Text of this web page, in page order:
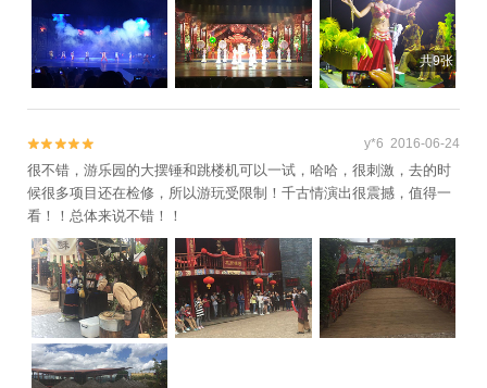
共9张

 y*6 2016-06-24
很不错，游乐园的大摆锤和跳楼机可以一试，哈哈，很刺激，去的时
候很多项目还在检修，所以游玩受限制！千古情演出很震撼，值得一
看！！总体来说不错！！